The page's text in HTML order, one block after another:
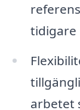
tidigare
arbetet